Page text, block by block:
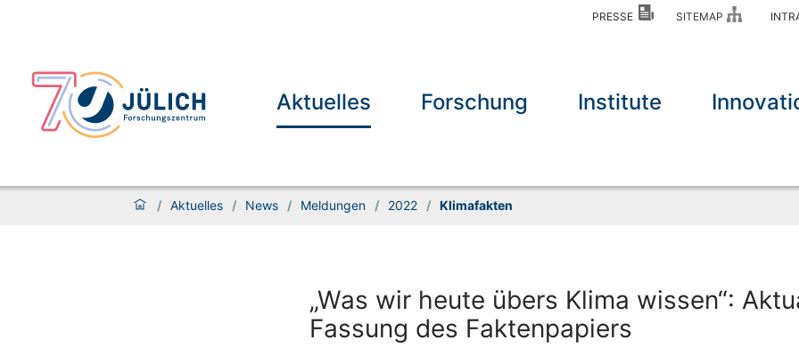
PRESSE SITEMAP
Aktuelles Forschung Institute
/ Aktuelles / News / Meldungen / 2022 / Klimafakten
„Was wir heute übers Klima wissen“:
Fassung des Faktenpapiers